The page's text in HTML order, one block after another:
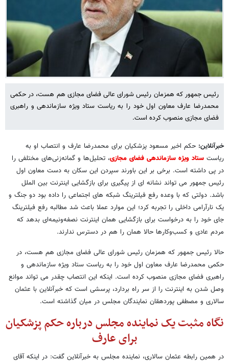
رئیس جمهور که همزمان رئیس شورای عالی فضای مجازی هم هست، در حکمی
محمدرضا عارف معاون اول خود را به ریاست ستاد ویژه سازماندهی و راهبری
فضای مجازی منصوب کرده است.
خبرآنلاین: حکم اخیر مسعود پزشکیان برای محمدرضا عارف و انتصاب او به
ریاست ستاد ویژه سازماندهی فضای مجازی، تحلیل‌ها و گمانه‌زنی‌های مختلفی را
در پی داشته است. برخی بر این باورند سپردن این سکان به دست معاون اول
رئیس جمهور می تواند نشانه ای از پیگیری برای بازگشایی اینترنت بین الملل
باشد. دولتی که با وعده رفع فیلترینگ شبکه های اجتماعی را داده بود دو جنگ و
یک نارآرامی داخلی را تجربه کرد؛ این موارد عملا باعث شد مطالبه رفع فیلترینگ
جای خود را به درخواست برای بازگشایی همان اینترنت نصفه‌ونیمه‌ای بدهد که
مردم عادی و کسب‌وکارها حالا همان را هم در دسترس ندارند.
حالا رئیس جمهور که همزمان رئیس شورای عالی فضای مجازی هم هست، در
حکمی محمدرضا عارف معاون اول خود را به ریاست ستاد ویژه سازماندهی و
راهبری فضای مجازی منصوب کرده است. اینکه این انتصاب چقدر می تواند موانع
وصل شدن به اینترنت را از سر راه بردارد، پرسشی است که خبرآنلاین با عثمان
سالاری و مصطفی پوردهقان نمایندگان مجلس در میان گذاشته است.
نگاه مثبت یک نماینده مجلس درباره حکم پزشکیان
برای عارف
در همین رابطه عثمان سالاری، نماینده مجلس به خبرآنلاین گفت: در اینکه آقای